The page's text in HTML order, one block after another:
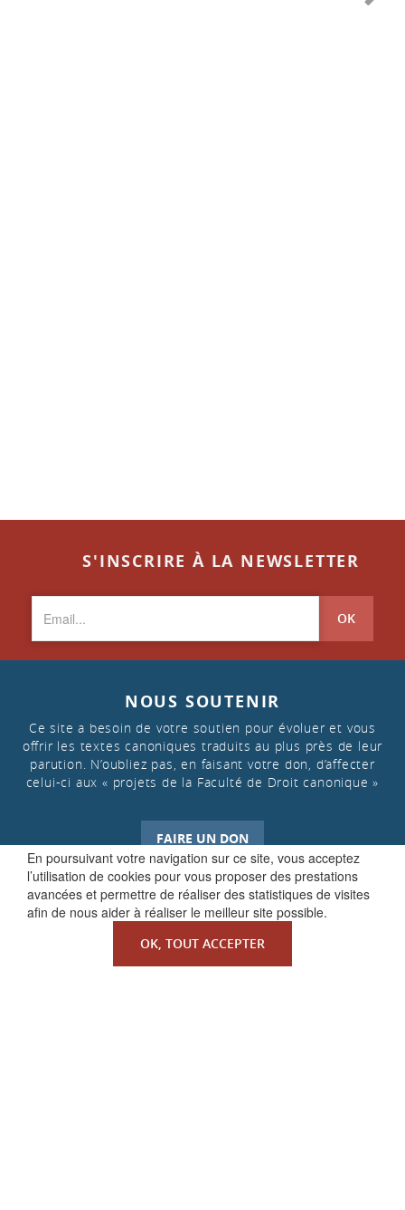
En poursuivant votre navigation sur ce site, vous acceptez
l’utilisation de cookies pour vous proposer des prestations
avancées et permettre de réaliser des statistiques de visites
afin de nous aider à réaliser le meilleur site possible.
OK, TOUT ACCEPTER
S'INSCRIRE À LA NEWSLETTER
OK
NOUS SOUTENIR
Ce site a besoin de votre soutien pour évoluer et vous
offrir les textes canoniques traduits au plus près de leur
parution. N’oubliez pas, en faisant votre don, d’affecter
celui-ci aux « projets de la Faculté de Droit canonique »
FAIRE UN DON